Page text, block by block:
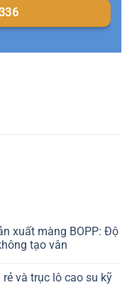
xuất màng BOPP: Độ
tạo vân
và trục lô cao su kỹ